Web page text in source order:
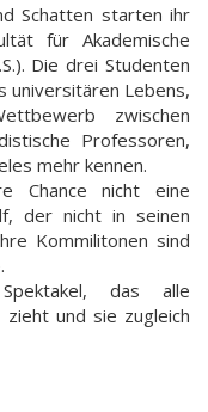
Schatten starten ihr
für Akademische
Die drei Studenten
universitären Lebens,
zwischen
Professoren,
mehr kennen.
Chance nicht eine
der nicht in seinen
Kommilitonen sind
das alle
zieht und sie zugleich